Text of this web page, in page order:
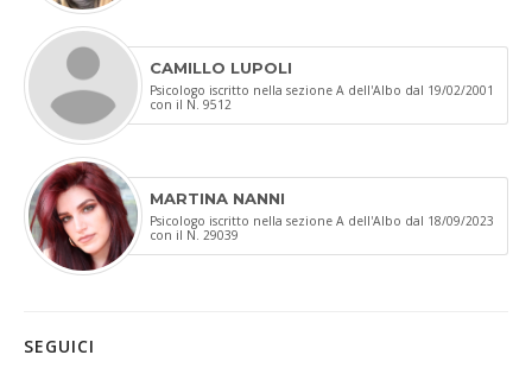
CAMILLO LUPOLI
Psicologo iscritto nella sezione A dell'Albo dal 19/02/2001
con il N. 9512
MARTINA NANNI
Psicologo iscritto nella sezione A dell'Albo dal 18/09/2023
con il N. 29039
SEGUICI